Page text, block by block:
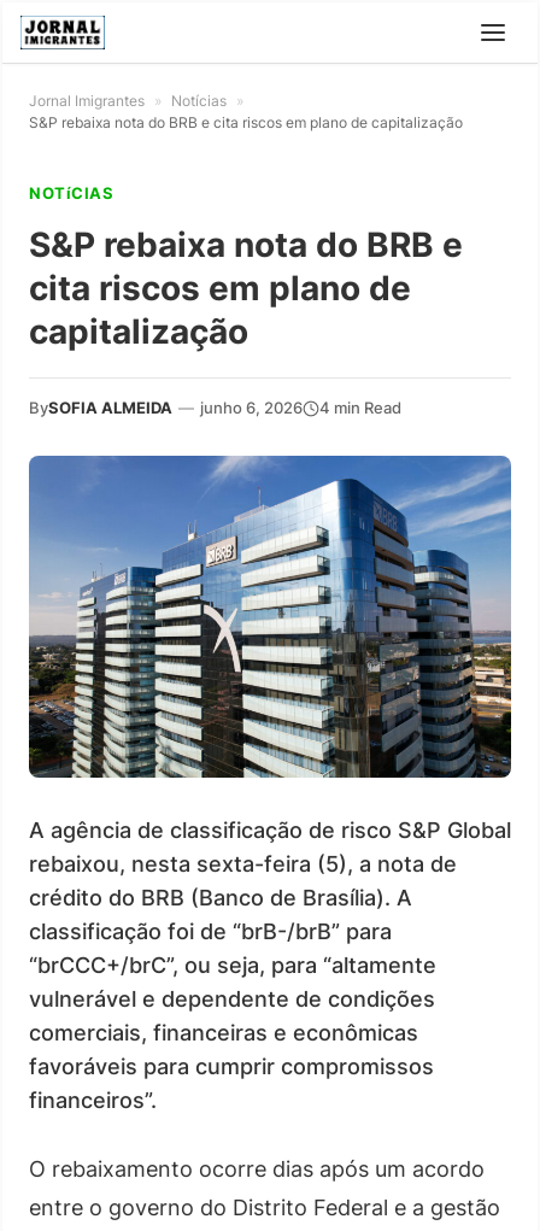
Jornal Imigrantes » Notícias »
S&P rebaixa nota do BRB e cita riscos em plano de capitalização
NOTíCIAS
S&P rebaixa nota do BRB e
cita riscos em plano de
capitalização
BySOFIA ALMEIDA — junho 6, 2026 4 min Read
A agência de classificação de risco S&P Global
rebaixou, nesta sexta-feira (5), a nota de
crédito do BRB (Banco de Brasília). A
classificação foi de “brB-/brB” para
“brCCC+/brC”, ou seja, para “altamente
vulnerável e dependente de condições
comerciais, financeiras e econômicas
favoráveis para cumprir compromissos
financeiros”.
O rebaixamento ocorre dias após um acordo
entre o governo do Distrito Federal e a gestão